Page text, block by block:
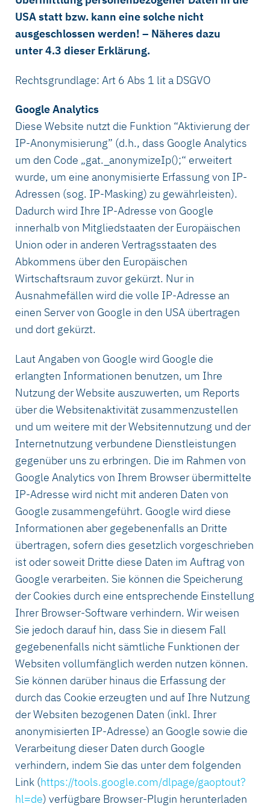
USA statt bzw. kann eine solche nicht
ausgeschlossen werden! – Näheres dazu
unter 4.3 dieser Erklärung.
Rechtsgrundlage: Art 6 Abs 1 lit a DSGVO
Google Analytics
Diese Website nutzt die Funktion “Aktivierung der
IP-Anonymisierung” (d.h., dass Google Analytics
um den Code „gat._anonymizeIp();“ erweitert
wurde, um eine anonymisierte Erfassung von IP-
Adressen (sog. IP-Masking) zu gewährleisten).
Dadurch wird Ihre IP-Adresse von Google
innerhalb von Mitgliedstaaten der Europäischen
Union oder in anderen Vertragsstaaten des
Abkommens über den Europäischen
Wirtschaftsraum zuvor gekürzt. Nur in
Ausnahmefällen wird die volle IP-Adresse an
einen Server von Google in den USA übertragen
und dort gekürzt.
Laut Angaben von Google wird Google die
erlangten Informationen benutzen, um Ihre
Nutzung der Website auszuwerten, um Reports
über die Websitenaktivität zusammenzustellen
und um weitere mit der Websitennutzung und der
Internetnutzung verbundene Dienstleistungen
gegenüber uns zu erbringen. Die im Rahmen von
Google Analytics von Ihrem Browser übermittelte
IP-Adresse wird nicht mit anderen Daten von
Google zusammengeführt. Google wird diese
Informationen aber gegebenenfalls an Dritte
übertragen, sofern dies gesetzlich vorgeschrieben
ist oder soweit Dritte diese Daten im Auftrag von
Google verarbeiten. Sie können die Speicherung
der Cookies durch eine entsprechende Einstellung
Ihrer Browser-Software verhindern. Wir weisen
Sie jedoch darauf hin, dass Sie in diesem Fall
gegebenenfalls nicht sämtliche Funktionen der
Websiten vollumfänglich werden nutzen können.
Sie können darüber hinaus die Erfassung der
durch das Cookie erzeugten und auf Ihre Nutzung
der Websiten bezogenen Daten (inkl. Ihrer
anonymisierten IP-Adresse) an Google sowie die
Verarbeitung dieser Daten durch Google
verhindern, indem Sie das unter dem folgenden
Link (https://tools.google.com/dlpage/gaoptout?
hl=de) verfügbare Browser-Plugin herunterladen